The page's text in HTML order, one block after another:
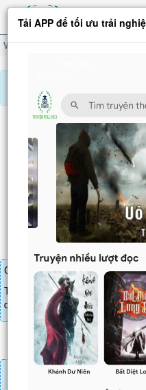
Vạn Giới Mạnh Nhất Hệ Thống Chi
VẠN GIỚI MẠNH
HOÁN
Chương 950:
Chương truyện cần 30 LT để
Truyện mua lẻ thì cứ Giá
danh sách combo tìm giá
Đăng nhập
Mua 4 chương chỉ có
Tải APP để tối ưu trải